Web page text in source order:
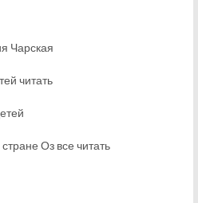
Чарская
читать
Оз все читать